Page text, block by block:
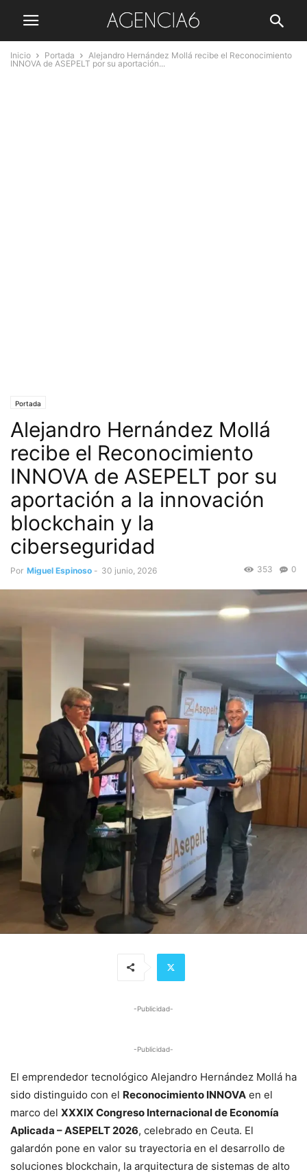
Inicio Portada
Alejandro Hernández Mollá recibe el Reconocimiento
INNOVA de ASEPELT por su aportación...
Portada
Alejandro Hernández Mollá
recibe el Reconocimiento
INNOVA de ASEPELT por su
aportación a la innovación
blockchain y la
ciberseguridad
Por Miguel Espinoso - 30 junio, 2026 0
353
-Publicidad-
-Publicidad-
El emprendedor tecnológico Alejandro Hernández Mollá ha
sido distinguido con el Reconocimiento INNOVA en el
marco del XXXIX Congreso Internacional de Economía
Aplicada – ASEPELT 2026, celebrado en Ceuta. El
galardón pone en valor su trayectoria en el desarrollo de
soluciones blockchain, la arquitectura de sistemas de alto